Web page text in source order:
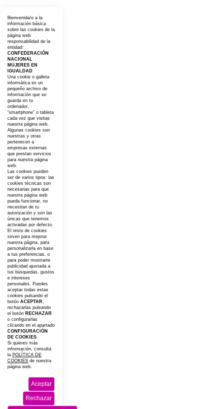
Bienvenida/o a la
información básica
sobre las cookies de la
página web
responsabilidad de la
entidad:
CONFEDERACIÓN
NACIONAL
MUJERES EN
IGUALDAD
Una cookie o galleta
informática es un
pequeño archivo de
información que se
guarda en tu
ordenador,
“smartphone” o tableta
cada vez que visitas
nuestra página web.
Algunas cookies son
nuestras y otras
pertenecen a
empresas externas
que prestan servicios
para nuestra página
web.
Las cookies pueden
ser de varios tipos: las
cookies técnicas son
necesarias para que
nuestra página web
pueda funcionar, no
necesitan de tu
autorización y son las
únicas que tenemos
activadas por defecto.
El resto de cookies
sirven para mejorar
nuestra página, para
personalizarla en base
a tus preferencias, o
para poder mostrarte
publicidad ajustada a
tus búsquedas, gustos
e intereses
personales. Puedes
aceptar todas estas
cookies pulsando el
botón ACEPTAR,
rechazarlas pulsando
el botón RECHAZAR
o configurarlas
clicando en el apartado
CONFIGURACIÓN
DE COOKIES.
Si quieres más
información, consulta
la POLÍTICA DE
COOKIES de nuestra
página web.
Aceptar
Rechazar